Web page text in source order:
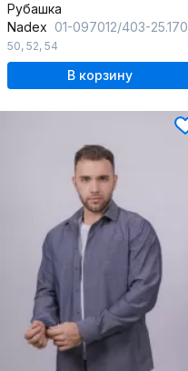
Рубашка
Nadex 01-097012/403-25.170-176
50, 52, 54
В корзину